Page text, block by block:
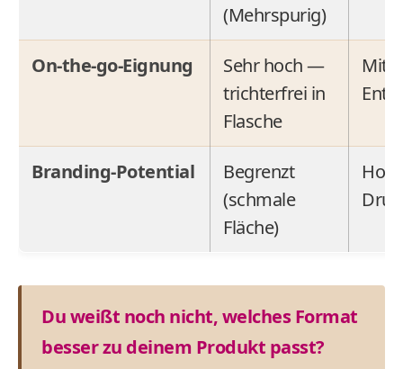
(Mehrspurig)
On-the-go-Eignung
Sehr hoch —
trichterfrei in
Flasche
Branding-Potential
Begrenzt
(schmale
Fläche)
Du weißt noch nicht, welches Format
besser zu deinem Produkt passt?